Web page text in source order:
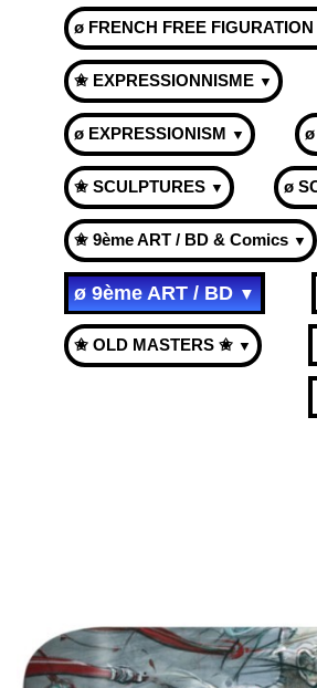
ø FRENCH FREE FIGURATION
✬ EXPRESSIONNISME ▼
ø EXPRESSIONISM ▼
✬ SCULPTURES ▼ ø
✬ 9ème ART / BD & Comics ▼
ø 9ème ART / BD▼
✬ OLD MASTERS ✬ ▼